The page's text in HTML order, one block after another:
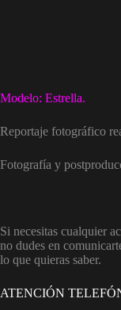
Modelo: Estrella.
Reportaje fotográfico
Fotografía y
Si necesitas cualquier
no dudes en
lo que quieras saber.
ATENCIÓN